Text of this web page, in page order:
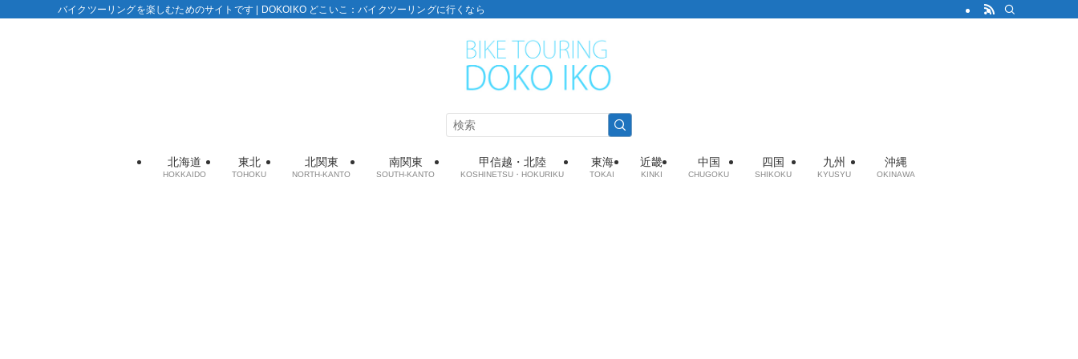
バイクツーリングを楽しむためのサイトです | DOKOIKO どこいこ：バイクツーリングに行くなら
北海道
HOKKAIDO
東北
TOHOKU
北関東
NORTH-KANTO
南関東
SOUTH-KANTO
甲信越・北陸
KOSHINETSU・HOKURIKU
東海
TOKAI
近畿
KINKI
中国
CHUGOKU
四国
SHIKOKU
九州
KYUSYU
沖縄
OKINAWA